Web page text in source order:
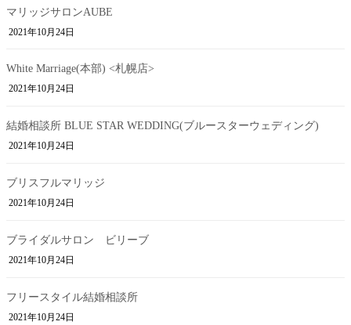
マリッジサロンAUBE
2021年10月24日
White Marriage(本部) <札幌店>
2021年10月24日
結婚相談所 BLUE STAR WEDDING(ブルースターウェディング)
2021年10月24日
ブリスフルマリッジ
2021年10月24日
ブライダルサロン ビリーブ
2021年10月24日
フリースタイル結婚相談所
2021年10月24日